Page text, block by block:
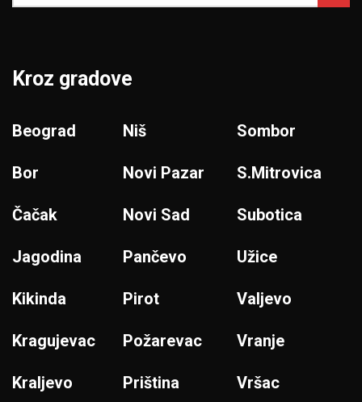
Kroz gradove
Beograd
Bor
Čačak
Jagodina
Kikinda
Kragujevac
Kraljevo
Niš
Novi Pazar
Novi Sad
Pančevo
Pirot
Požarevac
Priština
Sombor
S.Mitrovica
Subotica
Užice
Valjevo
Vranje
Vršac